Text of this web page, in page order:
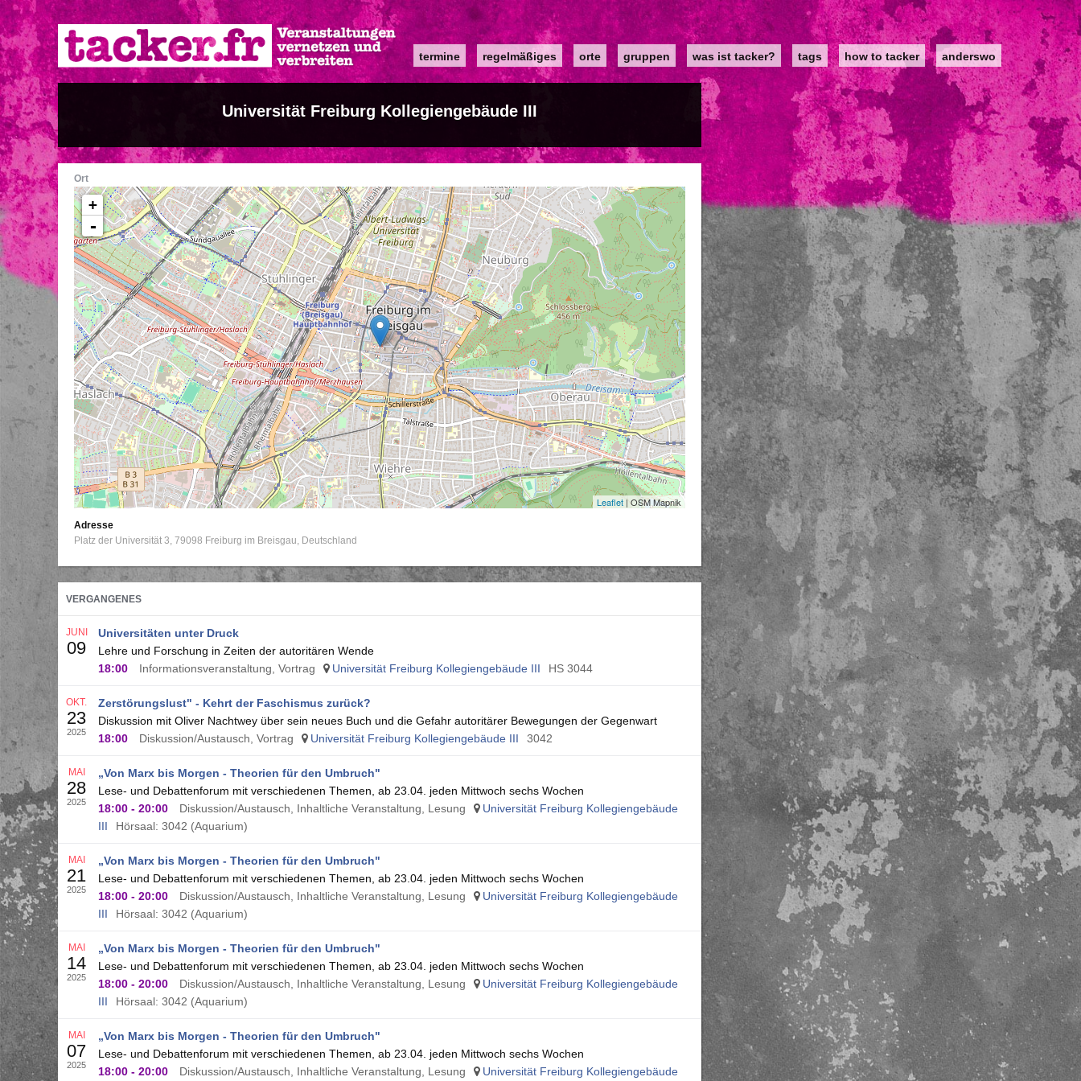
Direkt
zum
Inhalt
Main
navigation
termine regelmäßiges orte gruppen was ist tacker? tags how to tacker anderswo
Universität Freiburg Kollegiengebäude III
Ort
+
-
Leaflet | OSM Mapnik
Adresse
Platz der Universität 3 79098 Freiburg im Breisgau Deutschland
VERGANGENES
Universitäten unter Druck
Lehre und Forschung in Zeiten der autoritären Wende
18:00
Informationsveranstaltung, Vortrag Universität Freiburg Kollegiengebäude III HS 3044
JUNI
09
Zerstörungslust" - Kehrt der Faschismus zurück?
Diskussion mit Oliver Nachtwey über sein neues Buch und die Gefahr autoritärer Bewegungen der Gegenwart
18:00
Diskussion/Austausch, Vortrag Universität Freiburg Kollegiengebäude III 3042
OKT.
23
2025
„Von Marx bis Morgen - Theorien für den Umbruch"
Lese- und Debattenforum mit verschiedenen Themen, ab 23.04. jeden Mittwoch sechs Wochen
18:00 - 20:00 Diskussion/Austausch, Inhaltliche Veranstaltung, Lesung
Universität Freiburg Kollegiengebäude
III
Hörsaal: 3042 (Aquarium)
MAI
28
2025
„Von Marx bis Morgen - Theorien für den Umbruch"
Lese- und Debattenforum mit verschiedenen Themen, ab 23.04. jeden Mittwoch sechs Wochen
18:00 - 20:00 Diskussion/Austausch, Inhaltliche Veranstaltung, Lesung
Universität Freiburg Kollegiengebäude
III
Hörsaal: 3042 (Aquarium)
MAI
21
2025
„Von Marx bis Morgen - Theorien für den Umbruch"
Lese- und Debattenforum mit verschiedenen Themen, ab 23.04. jeden Mittwoch sechs Wochen
18:00 - 20:00 Diskussion/Austausch, Inhaltliche Veranstaltung, Lesung
Universität Freiburg Kollegiengebäude
III
Hörsaal: 3042 (Aquarium)
MAI
14
2025
„Von Marx bis Morgen - Theorien für den Umbruch"
Lese- und Debattenforum mit verschiedenen Themen, ab 23.04. jeden Mittwoch sechs Wochen
18:00 - 20:00 Diskussion/Austausch, Inhaltliche Veranstaltung, Lesung Universität Freiburg Kollegiengebäude
MAI
07
2025